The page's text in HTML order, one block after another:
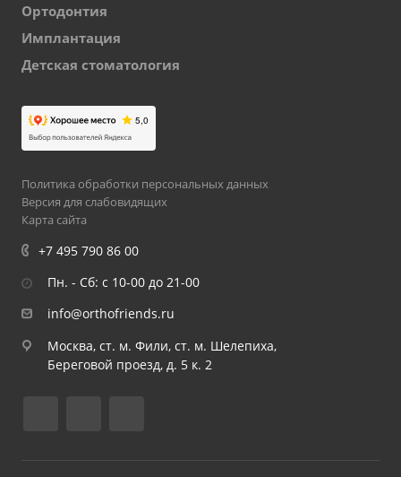
Ортодонтия
Имплантация
Детская стоматология
Политика обработки персональных данных
Версия для слабовидящих
Карта сайта
+7 495 790 86 00
Пн. - Сб: с 10-00 до 21-00
info@orthofriends.ru
Москва, ст. м. Фили, ст. м. Шелепиха,
Береговой проезд, д. 5 к. 2